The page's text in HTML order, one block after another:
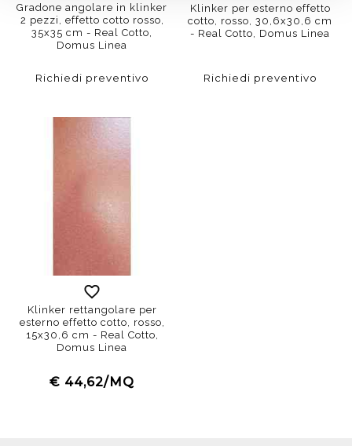
Gradone angolare in klinker
2 pezzi, effetto cotto rosso,
35x35 cm - Real Cotto,
Domus Linea
Richiedi preventivo
Klinker per esterno effetto
cotto, rosso, 30,6x30,6 cm
- Real Cotto, Domus Linea
Richiedi preventivo
Klinker rettangolare per
esterno effetto cotto, rosso,
15x30,6 cm - Real Cotto,
Domus Linea
€ 44,62/MQ